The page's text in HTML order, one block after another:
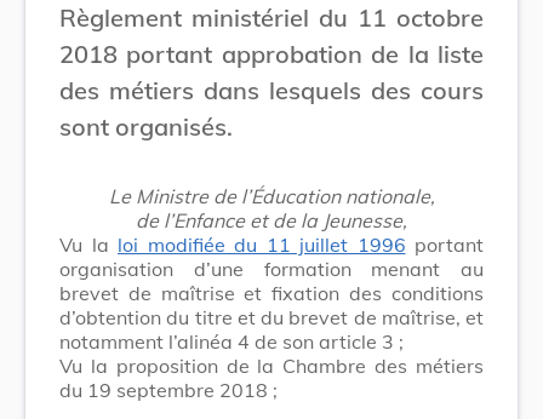
Règlement ministériel du 11 octobre
2018 portant approbation de la liste
des métiers dans lesquels des cours
sont organisés.
Le Ministre de l’Éducation nationale,
de l’Enfance et de la Jeunesse,
Vu la loi modifiée du 11 juillet 1996 portant
organisation d’une formation menant au
brevet de maîtrise et fixation des conditions
d’obtention du titre et du brevet de maîtrise, et
notamment l’alinéa 4 de son article 3 ;
Vu la proposition de la Chambre des métiers
du 19 septembre 2018 ;